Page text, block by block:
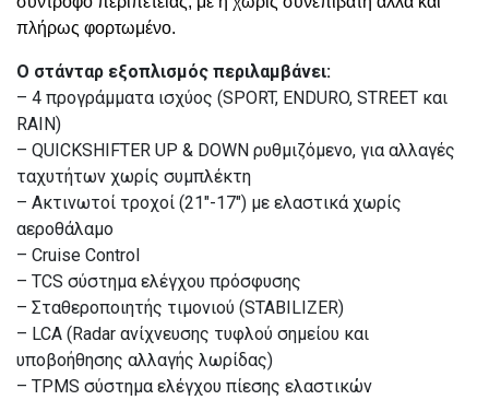
πλήρως φορτωμένο.
Ο στάνταρ εξοπλισμός περιλαμβάνει:
– 4 προγράμματα ισχύος (SPORT, ENDURO, STREET και
RAIN)
– QUICKSHIFTER UP & DOWN ρυθμιζόμενο, για αλλαγές
ταχυτήτων χωρίς συμπλέκτη
– Ακτινωτοί τροχοί (21″-17″) με ελαστικά χωρίς
αεροθάλαμο
– Cruise Control
– TCS σύστημα ελέγχου πρόσφυσης
– Σταθεροποιητής τιμονιού (STABILIZER)
– LCA (Radar ανίχνευσης τυφλού σημείου και
υποβοήθησης αλλαγής λωρίδας)
– TPMS σύστημα ελέγχου πίεσης ελαστικών